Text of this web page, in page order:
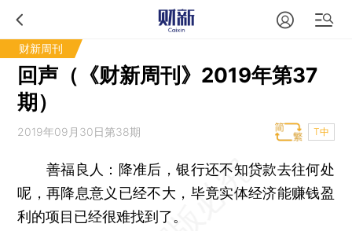
财新周刊
回声（《财新周刊》2019年第37
期）
2019年09月30日第38期 T中
善福良人：降准后，银行还不知贷款去往何处
呢，再降息意义已经不大，毕竟实体经济能赚钱盈
利的项目已经很难找到了。